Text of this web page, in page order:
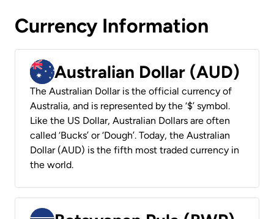
Currency Information
Australian Dollar (AUD)
The Australian Dollar is the official currency of
Australia, and is represented by the ‘$’ symbol.
Like the US Dollar, Australian Dollars are often
called ‘Bucks’ or ‘Dough’. Today, the Australian
Dollar (AUD) is the fifth most traded currency in
the world.